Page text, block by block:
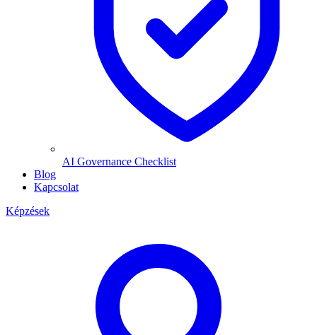
AI Governance Checklist
Blog
Kapcsolat
Képzések